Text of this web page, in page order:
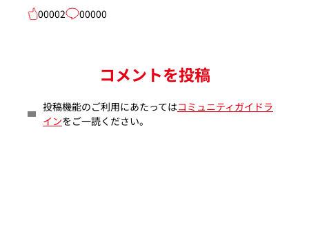
00002
00000
コメントを投稿
投稿機能のご利用にあたってはコミュニティガイドラ
インをご一読ください。